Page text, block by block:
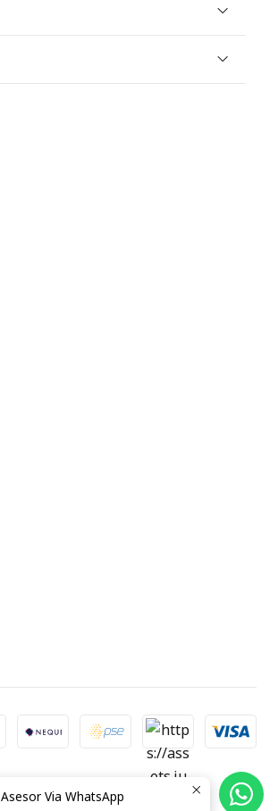
Asesor Via WhatsApp